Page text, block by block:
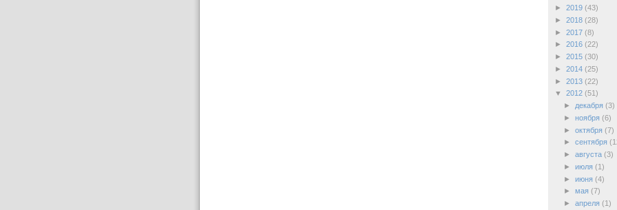
► 2019 (43)
► 2018 (28)
► 2017 (8)
► 2016 (22)
► 2015 (30)
► 2014 (25)
► 2013 (22)
▼ 2012 (51)
►
декабря (3)
► ноября (6)
► октября (7)
► сентября
► августа (3)
► июля (1)
► июня (4)
► мая (7)
► апреля (1)